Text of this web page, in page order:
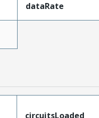
dataRate
circuitsLoaded